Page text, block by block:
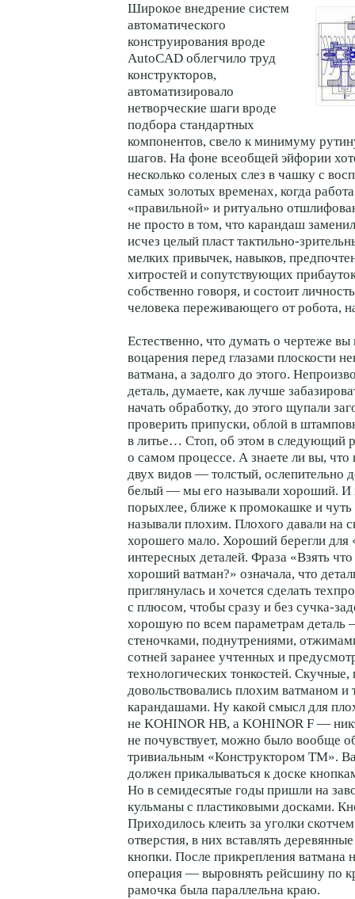
Широкое внедрение систем
автоматического
конструирования вроде
AutoCAD облегчило труд
конструкторов,
автоматизировало
нетворческие шаги вроде
подбора стандартных
компонентов, свело к минимуму
шагов. На фоне всеобщей эйфории
несколько соленых слез в чашку с
самых золотых временах, когда
«правильной» и ритуально
не просто в том, что карандаш
исчез целый пласт тактильно-
мелких привычек, навыков,
хитростей и сопутствующих
собственно говоря, и состоит
человека переживающего от робота,
Естественно, что думать о чертеже вы
воцарения перед глазами плоскости
ватмана, а задолго до этого.
деталь, думаете, как лучше
начать обработку, до этого щупали
проверить припуски, облой в
в литье… Стоп, об этом в следующий
о самом процессе. А знаете ли вы, что
двух видов — толстый, ослепительно
белый — мы его называли хороший. И
порыхлее, ближе к промокашке и
называли плохим. Плохого давали на
хорошего мало. Хороший берегли для
интересных деталей. Фраза «Взять
хороший ватман?» означала, что
приглянулась и хочется сделать
с плюсом, чтобы сразу и без сучка-
хорошую по всем параметрам деталь
стеночками, поднутрениями,
сотней заранее учтенных и
технологических тонкостей.
довольствовались плохим ватманом и
карандашами. Ну какой смысл для
не KOHINOR HB, а KOHINOR F —
не почувствует, можно было вообще
тривиальным «Конструктором ТМ».
должен прикалываться к доске
Но в семидесятые годы пришли на
кульманы с пластиковыми досками.
Приходилось клеить за уголки
отверстия, в них вставлять
кнопки. После прикрепления ватмана
операция — выровнять рейсшину по
рамочка была параллельна краю.